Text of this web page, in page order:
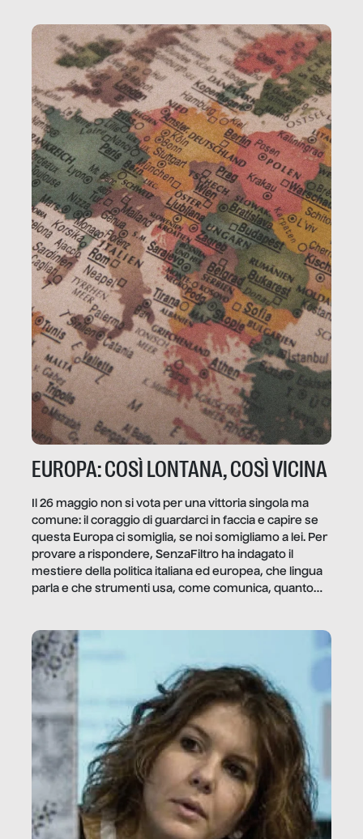
EUROPA: COSÌ LONTANA, COSÌ VICINA
Il 26 maggio non si vota per una vittoria singola ma
comune: il coraggio di guardarci in faccia e capire se
questa Europa ci somiglia, se noi somigliamo a lei. Per
provare a rispondere, SenzaFiltro ha indagato il
mestiere della politica italiana ed europea, che lingua
parla e che strumenti usa, come comunica, quanto